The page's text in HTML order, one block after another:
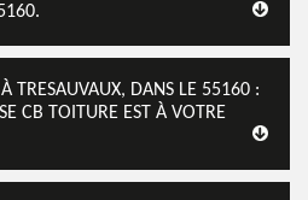
TRESAUVAUX, DANS LE 55160 :
CB TOITURE EST À VOTRE